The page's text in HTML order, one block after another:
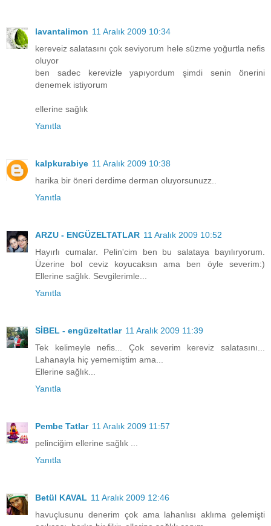
lavantalimon 11 Aralık 2009 10:34
kereveiz salatasını çok seviyorum hele süzme yoğurtla nefis
oluyor
ben sadec kerevizle yapıyordum şimdi senin önerini
denemek istiyorum
ellerine sağlık
Yanıtla
kalpkurabiye 11 Aralık 2009 10:38
harika bir öneri derdime derman oluyorsunuzz..
Yanıtla
ARZU - ENGÜZELTATLAR 11 Aralık 2009 10:52
Hayırlı cumalar. Pelin'cim ben bu salataya bayılıryorum.
Üzerine bol ceviz koyucaksın ama ben öyle severim:)
Ellerine sağlık. Sevgilerimle...
Yanıtla
SİBEL - engüzeltatlar 11 Aralık 2009 11:39
Tek kelimeyle nefis... Çok severim kereviz salatasını...
Lahanayla hiç yememiştim ama...
Ellerine sağlık...
Yanıtla
Pembe Tatlar 11 Aralık 2009 11:57
pelinciğim ellerine sağlık ...
Yanıtla
Betül KAVAL 11 Aralık 2009 12:46
havuçlusunu denerim çok ama lahanlısı aklıma gelemişti